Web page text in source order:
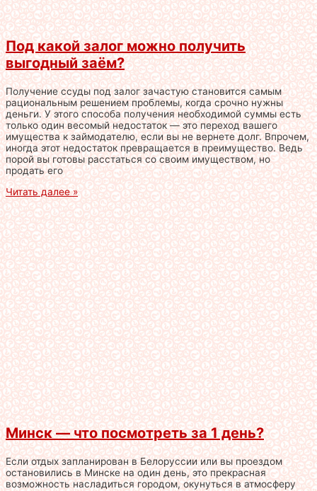
Под какой залог можно получить
выгодный заём?
Получение ссуды под залог зачастую становится самым
рациональным решением проблемы, когда срочно нужны
деньги. У этого способа получения необходимой суммы есть
только один весомый недостаток — это переход вашего
имущества к займодателю, если вы не вернете долг. Впрочем,
иногда этот недостаток превращается в преимущество. Ведь
порой вы готовы расстаться со своим имуществом, но
продать его
Читать далее »
Минск — что посмотреть за 1 день?
Если отдых запланирован в Белоруссии или вы проездом
остановились в Минске на один день, это прекрасная
возможность насладиться городом, окунуться в атмосферу